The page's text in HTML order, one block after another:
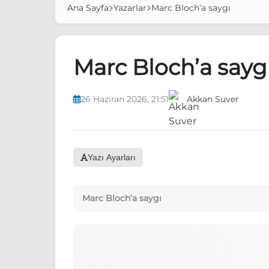
Ana Sayfa Yazarlar Marc Bloch’a saygı
Marc Bloch’a
26 Haziran 2026, 21:51 Akkan Suver
Yazı Ayarları
Marc Bloch’a saygı